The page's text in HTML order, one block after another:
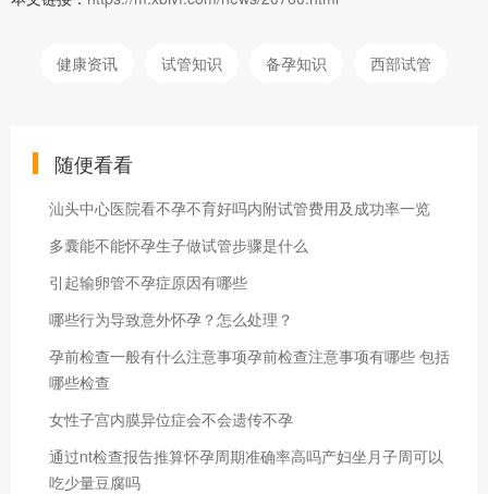
健康资讯 试管知识 备孕知识 西部试管
随便看看
汕头中心医院看不孕不育好吗内附试管费用及成功率一览
多囊能不能怀孕生子做试管步骤是什么
引起输卵管不孕症原因有哪些
哪些行为导致意外怀孕？怎么处理？
孕前检查一般有什么注意事项孕前检查注意事项有哪些 包括
哪些检查
女性子宫内膜异位症会不会遗传不孕
通过nt检查报告推算怀孕周期准确率高吗产妇坐月子周可以
吃少量豆腐吗